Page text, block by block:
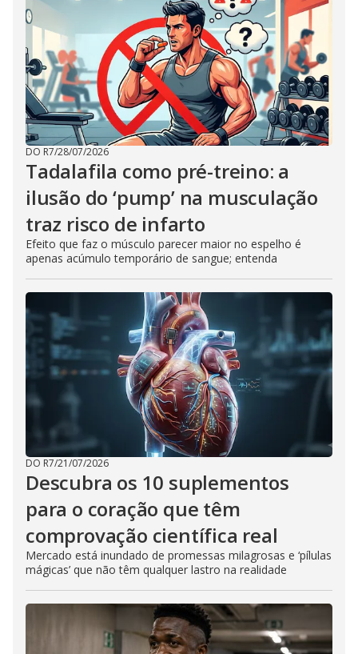
DO R7/28/07/2026
Tadalafila como pré-treino: a
ilusão do ‘pump’ na musculação
traz risco de infarto
Efeito que faz o músculo parecer maior no espelho é
apenas acúmulo temporário de sangue; entenda
DO R7/21/07/2026
Descubra os 10 suplementos
para o coração que têm
comprovação científica real
Mercado está inundado de promessas milagrosas e ‘pílulas
mágicas’ que não têm qualquer lastro na realidade